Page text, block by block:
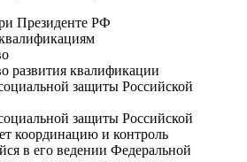
Президенте РФ
развития квалификации
защиты Российской
защиты Российской
координацию и контроль
в его ведении Федеральной